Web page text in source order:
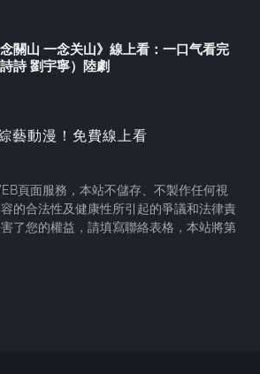
念關山 一念关山》線上看：一口气看完
詩詩 劉宇寧）陸劇
藝動漫！免費線上看
頁面服務，本站不儲存、不製作任何視
的合法性及健康性所引起的爭議和法律責
了您的權益，請填寫聯絡表格，本站將第